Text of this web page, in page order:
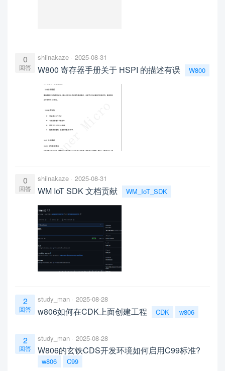
0
回答
shiinakaze 2025-08-31
W800 寄存器手册关于 HSPI 的描述有误 W800
0
回答
shiinakaze 2025-08-31
WM IoT SDK 文档贡献 WM_IoT_SDK
2
回答
study_man 2025-08-28
w806如何在CDK上面创建工程 CDK w806
2
回答
study_man 2025-08-28
W806的玄铁CDS开发环境如何启用C99标准?
w806 C99